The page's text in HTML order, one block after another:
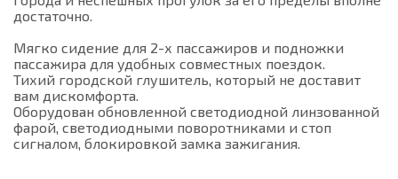
достаточно.
Мягко сидение для 2-х пассажиров и подножки
пассажира для удобных совместных поездок.
Тихий городской глушитель, который не доставит
вам дискомфорта.
Оборудован обновленной светодиодной линзованной
фарой, светодиодными поворотниками и стоп
сигналом, блокировкой замка зажигания.